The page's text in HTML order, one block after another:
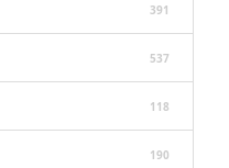
391
537
118
190